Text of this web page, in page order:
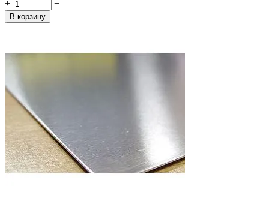
+ −
В корзину